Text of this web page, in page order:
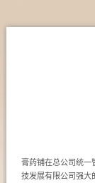
膏药铺在总公司统一
技发展有限公司强大